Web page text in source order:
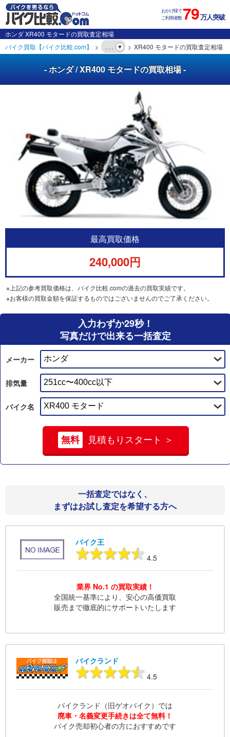
おかげ様で
ご利用者数79万人突破
ホンダ XR400 モタードの買取査定相場
バイク買取【バイク比較.com】
. . . XR400 モタードの買取査定相場
- ホンダ / XR400 モタードの買取相場 -
最高買取価格
240,000円
※上記の参考買取価格は、バイク比較.comの過去の買取実績です。
※お客様の買取金額を保証するものではございませんのでご了承ください。
入力わずか29秒！
写真だけで出来る一括査定
メーカー
排気量
バイク名
無料 見積もりスタート ＞
一括査定ではなく、
まずはお試し査定を希望する方へ
バイク王
4.5
業界 No.1 の買取実績！
全国統一基準により、安心の高価買取
販売まで徹底的にサポートいたします
バイクランド
4.5
バイクランド（旧ゲオバイク）では
廃車・名義変更手続きは全て無料！
バイク売却初心者の方におすすめです